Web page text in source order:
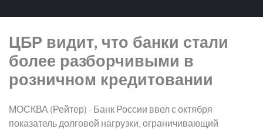
ЦБР видит, что банки стали
более разборчивыми в
розничном кредитовании
МОСКВА (Рейтер) - Банк России ввел с октября
показатель долговой нагрузки, ограничивающий